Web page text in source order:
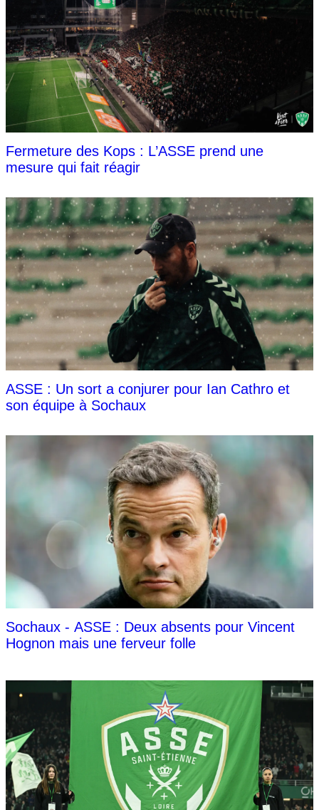
Fermeture des Kops : L’ASSE prend une
mesure qui fait réagir
ASSE : Un sort a conjurer pour Ian Cathro et
son équipe à Sochaux
Sochaux - ASSE : Deux absents pour Vincent
Hognon mais une ferveur folle